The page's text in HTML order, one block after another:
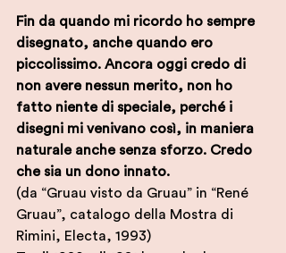
Fin da quando mi ricordo ho sempre
disegnato, anche quando ero
piccolissimo. Ancora oggi credo di
non avere nessun merito, non ho
fatto niente di speciale, perché i
disegni mi venivano così, in maniera
naturale anche senza sforzo. Credo
che sia un dono innato.
(da “Gruau visto da Gruau” in “René
Gruau”, catalogo della Mostra di
Rimini, Electa, 1993)